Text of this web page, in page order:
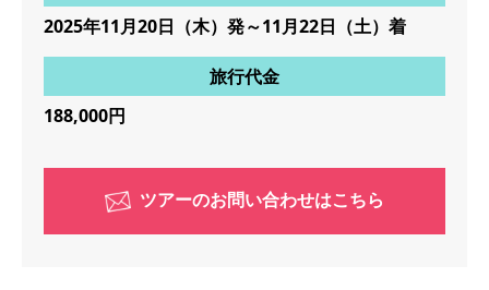
2025年11月20日（木）発～11月22日（土）着
旅行代金
188,000円
ツアーのお問い合わせはこちら